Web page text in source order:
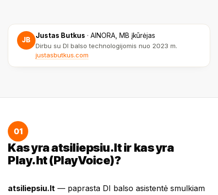
JB
Justas Butkus · AINORA, MB įkūrėjas
Dirbu su DI balso technologijomis nuo 2023 m.
justasbutkus.com
01
Kas yra atsiliepsiu.lt ir kas yra
Play.ht (PlayVoice)?
atsiliepsiu.lt — paprasta DI balso asistentė smulkiam